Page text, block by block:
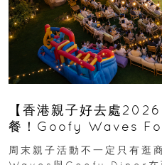
【香港親子好去處
餐！Goofy Waves
外影院逢週末登場
周末親子活動不一定只有逛